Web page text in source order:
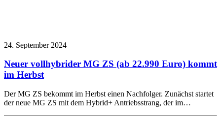
24. September 2024
Neuer vollhybrider MG ZS (ab 22.990 Euro) kommt
im Herbst
Der MG ZS bekommt im Herbst einen Nachfolger. Zunächst startet
der neue MG ZS mit dem Hybrid+ Antriebsstrang, der im…